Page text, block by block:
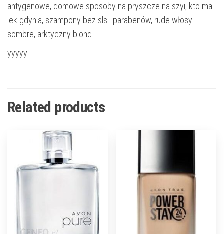
antygenowe, domowe sposoby na pryszcze na szyi, kto ma
lek gdynia, szampony bez sls i parabenów, rude włosy
sombre, arktyczny blond
yyyyy
Related products